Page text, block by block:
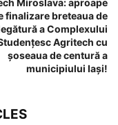
finalizare breteaua de
a Complexului
Agritech cu
șoseaua de centură a
municipiului Iași!